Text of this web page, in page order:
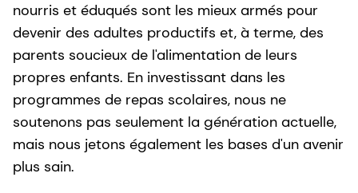
nourris et éduqués sont les mieux armés pour
devenir des adultes productifs et, à terme, des
parents soucieux de l'alimentation de leurs
propres enfants. En investissant dans les
programmes de repas scolaires, nous ne
soutenons pas seulement la génération actuelle,
mais nous jetons également les bases d'un avenir
plus sain.